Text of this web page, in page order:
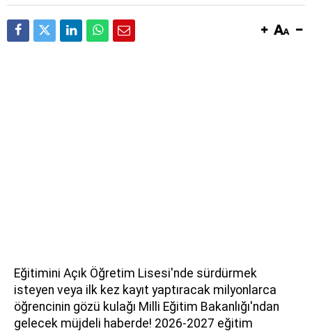
Eğitimini Açık Öğretim Lisesi'nde sürdürmek
isteyen veya ilk kez kayıt yaptıracak milyonlarca
öğrencinin gözü kulağı Milli Eğitim Bakanlığı'ndan
gelecek müjdeli haberde! 2026-2027 eğitim